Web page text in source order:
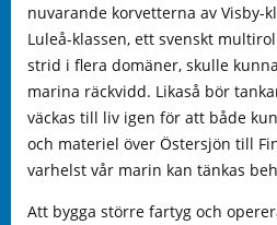
nuvarande korvetterna av Visby-
Luleå-klassen, ett svenskt
strid i flera domäner, skulle
marina räckvidd. Likaså bör
väckas till liv igen för att både
och materiel över Östersjön till
varhelst vår marin kan tänkas
Att bygga större fartyg och